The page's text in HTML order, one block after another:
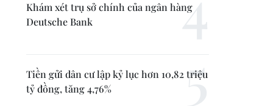
Khám xét trụ sở chính của ngân hàng
Deutsche Bank
Tiền gửi dân cư lập kỷ lục hơn 10,82 triệu
tỷ đồng, tăng 4,76%